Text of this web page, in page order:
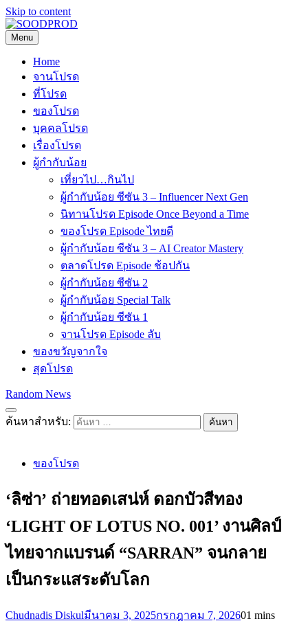
Skip to content
SOODPROD
Telling Thai stories with heart and craft
Menu
Home
จานโปรด
ที่โปรด
ของโปรด
บุคคลโปรด
เรื่องโปรด
ผู้กำกับน้อย
เที่ยวไป…กินไป
ผู้กำกับน้อย ซีซัน 3 – Influencer Next Gen
นิทานโปรด Episode Once Beyond a Time
ของโปรด Episode ไทยดี
ผู้กำกับน้อย ซีซัน 3 – AI Creator Mastery
ตลาดโปรด Episode ช้อปกัน
ผู้กำกับน้อย ซีซัน 2
ผู้กำกับน้อย Special Talk
ผู้กำกับน้อย ซีซัน 1
จานโปรด Episode ลับ
ของขวัญจากใจ
สุดโปรด
Random News
ค้นหาสำหรับ:
ของโปรด
‘ลิซ่า’ ถ่ายทอดเสน่ห์ ดอกบัวสีทอง
‘LIGHT OF LOTUS NO. 001’ งานศิลป์
ไทยจากแบรนด์ “SARRAN” จนกลาย
เป็นกระแสระดับโลก
Chudnadis Diskulมีนาคม 3, 2025กรกฎาคม 7, 202601 mins